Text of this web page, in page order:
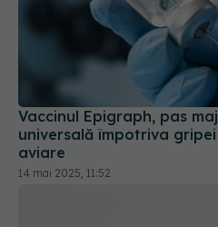
Vaccinul Epigraph, pas
universală împotriva
aviare
14 mai 2025, 11:52